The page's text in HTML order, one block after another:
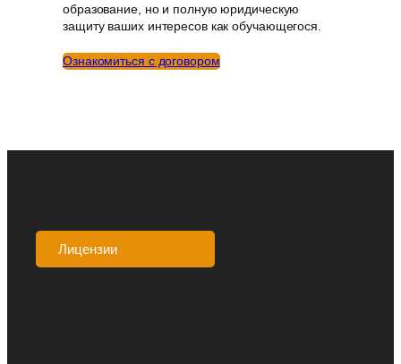
образование, но и полную юридическую
защиту ваших интересов как обучающегося.
Ознакомиться с договором
Лицензии